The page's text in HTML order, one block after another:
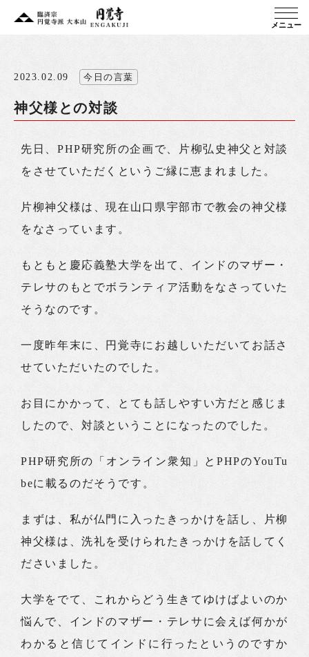
メニュー
2023.02.09 今日の言葉
神父様との対談
先日、PHP研究所の企画で、片柳弘史神父と対談
をさせていただくというご縁に恵まれました。
片柳神父様は、現在山口県宇部市で教会の神父様
をなさっています。
もともと慶応義塾大学を出て、インドのマザー・
テレサのもとでボランティア活動をなさっていた
そうなのです。
一度昨年末に、円覚寺にお越しいただいてお話さ
せていただいたのでした。
お目にかかって、とても話しやすい方だと感じま
したので、対談ということになったのでした。
PHP研究所の「オンライン衆知」とPHPのYouTu
beに載るのだそうです。
まずは、私が仏門に入ったきっかけを話し、片柳
神父様は、洗礼を受けられたきっかけを話してく
ださいました。
大学をでて、これからどう生きてゆけばよいのか
悩んで、インドのマザー・テレサに会えば何かが
わかると信じてインドに行ったというのですか